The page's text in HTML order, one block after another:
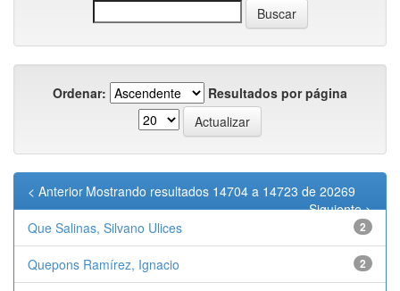
Ordenar: Resultados por página
Mostrando resultados 14704 a 14723 de 20269
< Anterior
Siguiente >
Que Salinas, Silvano Ulices
2
Quepons Ramírez, Ignacio 2